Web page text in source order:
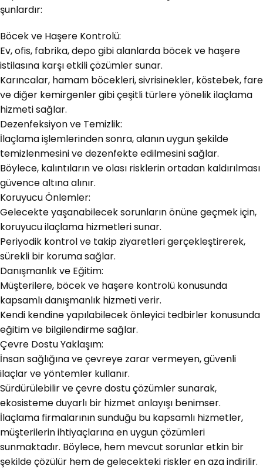
şunlardır:
Böcek ve Haşere Kontrolü:
Ev, ofis, fabrika, depo gibi alanlarda böcek ve haşere
istilasına karşı etkili çözümler sunar.
Karıncalar, hamam böcekleri, sivrisinekler, köstebek, fare
ve diğer kemirgenler gibi çeşitli türlere yönelik ilaçlama
hizmeti sağlar.
Dezenfeksiyon ve Temizlik:
İlaçlama işlemlerinden sonra, alanın uygun şekilde
temizlenmesini ve dezenfekte edilmesini sağlar.
Böylece, kalıntıların ve olası risklerin ortadan kaldırılması
güvence altına alınır.
Koruyucu Önlemler:
Gelecekte yaşanabilecek sorunların önüne geçmek için,
koruyucu ilaçlama hizmetleri sunar.
Periyodik kontrol ve takip ziyaretleri gerçekleştirerek,
sürekli bir koruma sağlar.
Danışmanlık ve Eğitim:
Müşterilere, böcek ve haşere kontrolü konusunda
kapsamlı danışmanlık hizmeti verir.
Kendi kendine yapılabilecek önleyici tedbirler konusunda
eğitim ve bilgilendirme sağlar.
Çevre Dostu Yaklaşım:
İnsan sağlığına ve çevreye zarar vermeyen, güvenli
ilaçlar ve yöntemler kullanır.
Sürdürülebilir ve çevre dostu çözümler sunarak,
ekosisteme duyarlı bir hizmet anlayışı benimser.
İlaçlama firmalarının sunduğu bu kapsamlı hizmetler,
müşterilerin ihtiyaçlarına en uygun çözümleri
sunmaktadır. Böylece, hem mevcut sorunlar etkin bir
şekilde çözülür hem de gelecekteki riskler en aza indirilir.